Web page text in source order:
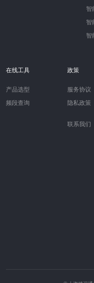
智
智
智
在线工具
产品选型
频段查询
政策
服务协议
隐私政策
联系我们